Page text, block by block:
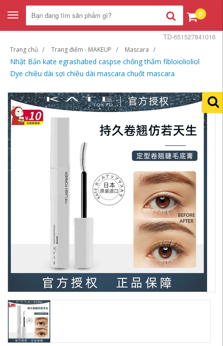
Toggle
navigation
0
Trang chủ Trang điểm - MAKEUP Mascara
Nhật Bản kate egrashabed caspse chống thấm fibloiolioliol
Dye chiều dài sợi chiều dài mascara chuốt mascara
TD-651527841016